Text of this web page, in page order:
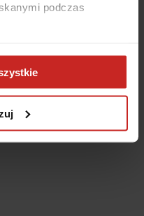
podczas
information)